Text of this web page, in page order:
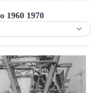
1960 1970